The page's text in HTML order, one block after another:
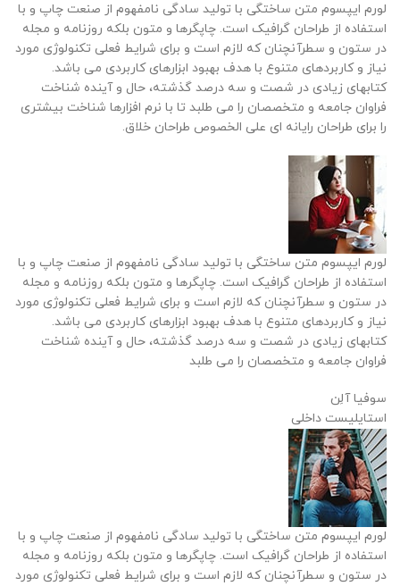
لورم ایپسوم متن ساختگی با تولید سادگی نامفهوم از صنعت چاپ و با
استفاده از طراحان گرافیک است. چاپگرها و متون بلکه روزنامه و مجله
در ستون و سطرآنچنان که لازم است و برای شرایط فعلی تکنولوژی مورد
نیاز و کاربردهای متنوع با هدف بهبود ابزارهای کاربردی می باشد.
کتابهای زیادی در شصت و سه درصد گذشته، حال و آینده شناخت
فراوان جامعه و متخصصان را می طلبد تا با نرم افزارها شناخت بیشتری
را برای طراحان رایانه ای علی الخصوص طراحان خلاق.
لورم ایپسوم متن ساختگی با تولید سادگی نامفهوم از صنعت چاپ و با
استفاده از طراحان گرافیک است. چاپگرها و متون بلکه روزنامه و مجله
در ستون و سطرآنچنان که لازم است و برای شرایط فعلی تکنولوژی مورد
نیاز و کاربردهای متنوع با هدف بهبود ابزارهای کاربردی می باشد.
کتابهای زیادی در شصت و سه درصد گذشته، حال و آینده شناخت
فراوان جامعه و متخصصان را می طلبد
سوفیا آلِن
استایلیست داخلی
لورم ایپسوم متن ساختگی با تولید سادگی نامفهوم از صنعت چاپ و با
استفاده از طراحان گرافیک است. چاپگرها و متون بلکه روزنامه و مجله
در ستون و سطرآنچنان که لازم است و برای شرایط فعلی تکنولوژی مورد